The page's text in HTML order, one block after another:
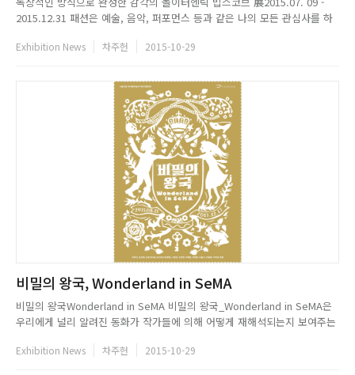
2015.12.31 패션은 예술, 음악, 퍼포먼스 등과 같은 나의 모든 관심사를 하
는 멀티 크리에이터, 헨릭 빕스코브의 아시아 최초 전시- 강렬한 색감과 독
Exhibition News 차주헌 2015-10-29
비밀의 왕국, Wonderland in SeMA
비밀의 왕국Wonderland in SeMA 비밀의 왕국_Wonderland in SeMA은
우리에게 널리 알려진 동화가 작가들에 의해 어떻게 재해석되는지 보여주는
적 세계를 구현한 다양한 형식과 내용의 작품들을 선보인다.신기한 마법과
Exhibition News 차주헌 2015-10-29